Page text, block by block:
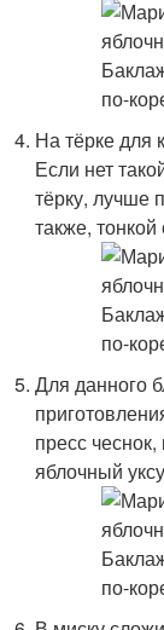
На тёрке для
Если нет
тёрку, лучше
также,
Для данного
пресс
яблочный